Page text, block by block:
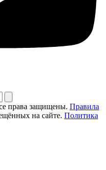
права защищены. Правила
на сайте. Политика